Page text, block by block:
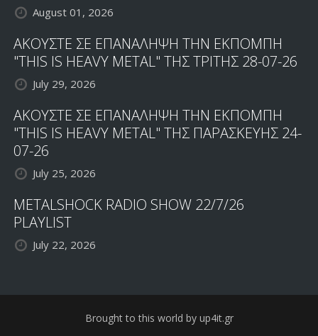
August 01, 2026
ΑΚΟΥΣΤΕ ΣΕ ΕΠΑΝΑΛΗΨΗ ΤΗΝ ΕΚΠΟΜΠΗ
"THIS IS HEAVY METAL" ΤΗΣ ΤΡΙΤΗΣ 28-07-26
July 29, 2026
ΑΚΟΥΣΤΕ ΣΕ ΕΠΑΝΑΛΗΨΗ ΤΗΝ ΕΚΠΟΜΠΗ
"THIS IS HEAVY METAL" ΤΗΣ ΠΑΡΑΣΚΕΥΗΣ 24-
07-26
July 25, 2026
METALSHOCK RADIO SHOW 22/7/26
PLAYLIST
July 22, 2026
Brought to this world by up4it.gr